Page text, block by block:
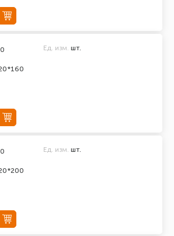
Ед. изм. шт.
Ед. изм. шт.